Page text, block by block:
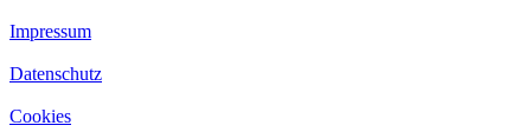
Impressum
Datenschutz
Cookies